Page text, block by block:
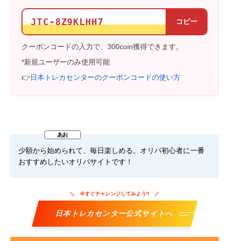
JTC-8Z9KLHH7 コピー
クーポンコードの入力で、300coin獲得できます。
*新規ユーザーのみ使用可能
👉日本トレカセンターのクーポンコードの使い方
少額から始められて、毎日楽しめる。オリパ初心者に一番
おすすめしたいオリパサイトです！
今すぐチャレンジしてみよう!!
日本トレカセンター公式サイトへ